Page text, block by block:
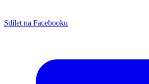
Sdílet na Facebooku